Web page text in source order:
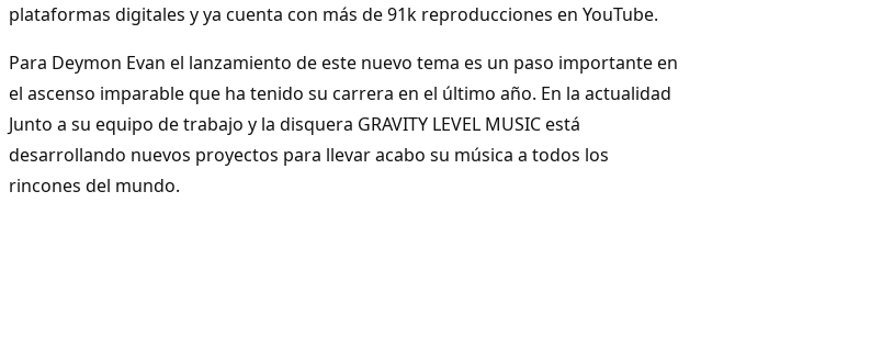
plataformas digitales y ya cuenta con más de 91k reproducciones en YouTube.
Para Deymon Evan el lanzamiento de este nuevo tema es un paso importante en
el ascenso imparable que ha tenido su carrera en el último año. En la actualidad
Junto a su equipo de trabajo y la disquera GRAVITY LEVEL MUSIC está
desarrollando nuevos proyectos para llevar acabo su música a todos los
rincones del mundo.